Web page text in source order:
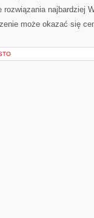
najbardziej
może okazać się